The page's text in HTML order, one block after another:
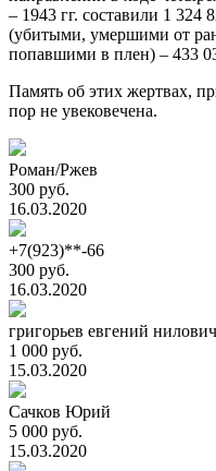
– 1943 гг. составили 1 324
(убитыми, умершими от
попавшими в плен) – 433
Память об этих жертвах,
пор не увековечена.
Роман/Ржев
300 руб.
16.03.2020
+7(923)**-66
300 руб.
16.03.2020
григорьев евгений нилович
1 000 руб.
15.03.2020
Сачков Юрий
5 000 руб.
15.03.2020